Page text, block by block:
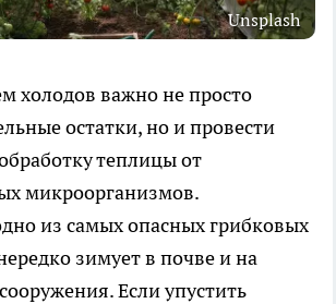
Unsplash
холодов важно не просто
остатки, но и провести
теплицы от
микроорганизмов.
из самых опасных грибковых
зимует в почве и на
Если упустить